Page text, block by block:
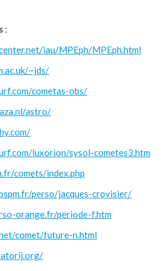
:
iau/MPEph/MPEph.html
~jds/
cometas-obs/
astro/
luxorion/sysol-cometes3.htm
comets/index.php
perso/jacques-crovisier/
orange.fr/periode-f.htm
comet/future-n.html